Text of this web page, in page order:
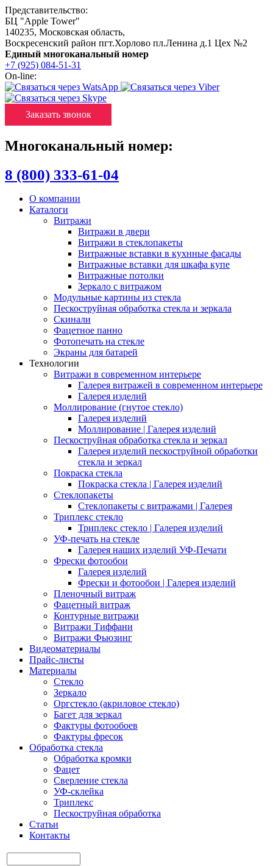
Представительство:
БЦ "Apple Tower"
140235, Московская область,
Воскресенский район пгт.Хорлово пл.Ленина д.1 Цех №2
Единый многоканальный номер
+7 (925) 084-51-31
On-line:
Заказать звонок
Многоканальный номер:
8 (800) 333-61-04
О компании
Каталоги
Витражи
Витражи в двери
Витражи в стеклопакеты
Витражные вставки в кухнные фасады
Витражные вставки для шкафа купе
Витражные потолки
Зеркало с витражом
Модульные картины из стекла
Пескоструйная обработка стекла и зеркала
Скинали
Фацетное панно
Фотопечать на стекле
Экраны для батарей
Технологии
Витражи в современном интерьере
Галерея витражей в современном интерьере
Галерея изделий
Моллирование (гнутое стекло)
Галерея изделий
Моллирование | Галерея изделий
Пескоструйная обработка стекла и зеркал
Галерея изделий пескоструйной обработки
стекла и зеркал
Покраска стекла
Покраска стекла | Галерея изделий
Стеклопакеты
Стеклопакеты с витражами | Галерея
Триплекс стекло
Триплекс стекло | Галерея изделий
УФ-печать на стекле
Галерея наших изделий УФ-Печати
Фрески фотообои
Галерея изделий
Фрески и фотообои | Галерея изделий
Пленочный витраж
Фацетный витраж
Контурные витражи
Витражи Тиффани
Витражи Фьюзинг
Видеоматериалы
Прайс-листы
Материалы
Стекло
Зеркало
Оргстекло (акриловое стекло)
Багет для зеркал
Фактуры фотообоев
Фактуры фресок
Обработка стекла
Обработка кромки
Фацет
Сверление стекла
УФ-склейка
Триплекс
Пескоструйная обработка
Статьи
Контакты